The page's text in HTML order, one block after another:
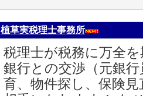
植草実税理士事務所
税理士が税務に万全
銀行との交渉（元銀
育、物件探し、保険